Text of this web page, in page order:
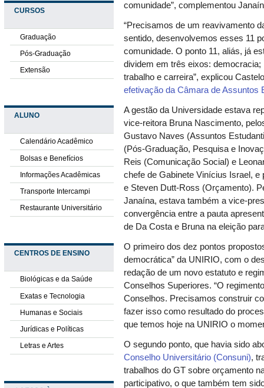
CURSOS
Graduação
Pós-Graduação
Extensão
ALUNO
Calendário Acadêmico
Bolsas e Benefícios
Informações Acadêmicas
Transporte Intercampi
Restaurante Universitário
CENTROS DE ENSINO
Biológicas e da Saúde
Exatas e Tecnologia
Humanas e Sociais
Jurídicas e Políticas
Letras e Artes
comunidade”, complementou
“Precisamos de um reavivamento
sentido, desenvolvemos esses 11
comunidade. O ponto 11, aliás, já
dividem em três eixos:
trabalho e carreira”, explicou
efetivação da Câmara de Assuntos
A gestão da Universidade estava
vice-reitora Bruna Nascimento,
Gustavo Naves (Assuntos
(Pós-Graduação, Pesquisa e
Reis (Comunicação Social) e
chefe de Gabinete Vinícius Israel,
e Steven Dutt-Ross (Orçamento).
Janaína, estava também a vice-
convergência entre a pauta
de Da Costa e Bruna na eleição
O primeiro dos dez pontos
democrática” da UNIRIO, com o
redação de um novo estatuto e
Conselhos Superiores. “O
Conselhos. Precisamos construir
fazer isso como resultado do
que temos hoje na UNIRIO o
O segundo ponto, que havia sido
Conselho Universitário (Consuni),
trabalhos do GT sobre orçamento
participativo, o que também tem